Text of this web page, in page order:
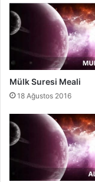
l
Mülk Suresi Meali
18 Ağustos 2016